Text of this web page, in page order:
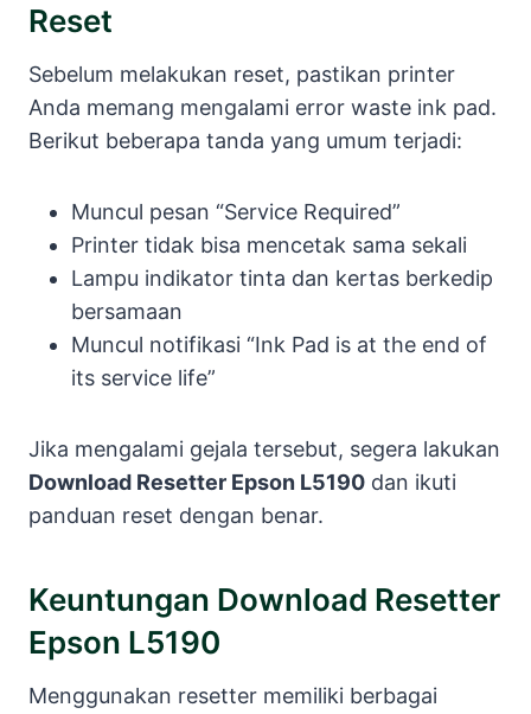
Reset
Sebelum melakukan reset, pastikan printer
Anda memang mengalami error waste ink pad.
Berikut beberapa tanda yang umum terjadi:
Muncul pesan “Service Required”
Printer tidak bisa mencetak sama sekali
Lampu indikator tinta dan kertas berkedip
bersamaan
Muncul notifikasi “Ink Pad is at the end of
its service life”
Jika mengalami gejala tersebut, segera lakukan
Download Resetter Epson L5190 dan ikuti
panduan reset dengan benar.
Keuntungan Download Resetter
Epson L5190
Menggunakan resetter memiliki berbagai